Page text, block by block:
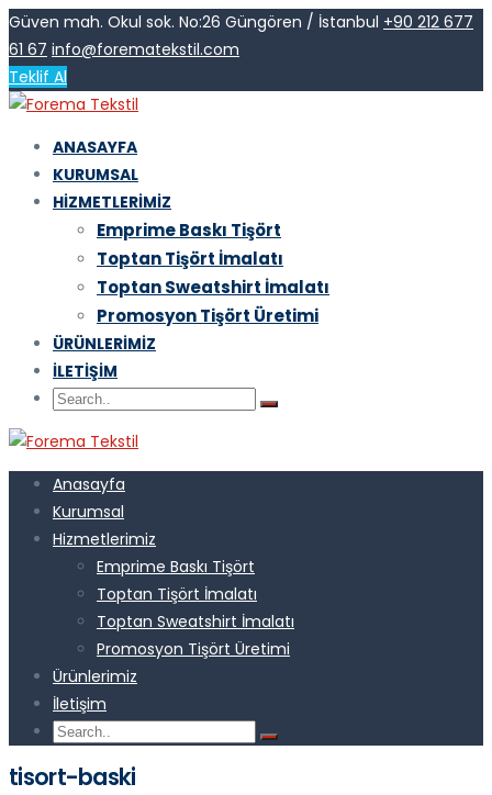
Güven mah. Okul sok. No:26 Güngören / İstanbul +90 212 677
61 67 info@forematekstil.com
Teklif Al
ANASAYFA
KURUMSAL
HIZMETLERIMIZ
Emprime Baskı Tişört
Toptan Tişört İmalatı
Toptan Sweatshirt İmalatı
Promosyon Tişört Üretimi
ÜRÜNLERIMIZ
İLETIŞIM
Anasayfa
Kurumsal
Hizmetlerimiz
Emprime Baskı Tişört
Toptan Tişört İmalatı
Toptan Sweatshirt İmalatı
Promosyon Tişört Üretimi
Ürünlerimiz
İletişim
tisort-baski